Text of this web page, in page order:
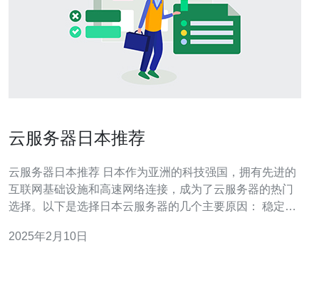
云服务器日本推荐
云服务器日本推荐 日本作为亚洲的科技强国，拥有先进的
互联网基础设施和高速网络连接，成为了云服务器的热门
选择。以下是选择日本云服务器的几个主要原因： 稳定的
2025年2月10日